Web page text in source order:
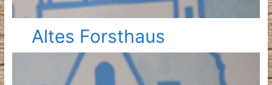
Altes Forsthaus